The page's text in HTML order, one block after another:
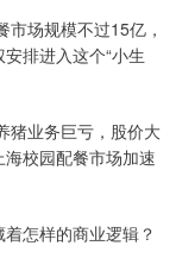
场规模不过15亿，
排进入这个“小生
业务巨亏，股价大
校园配餐市场加速
怎样的商业逻辑？